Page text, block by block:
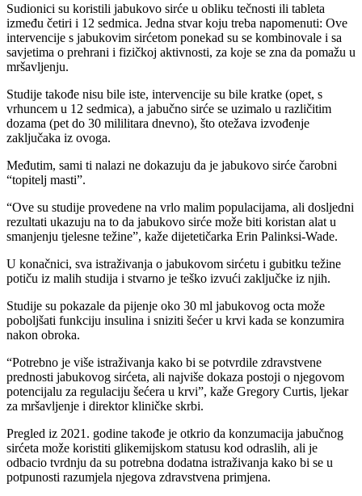
Sudionici su koristili jabukovo sirće u obliku tečnosti ili tableta
između četiri i 12 sedmica. Jedna stvar koju treba napomenuti: Ove
intervencije s jabukovim sirćetom ponekad su se kombinovale i sa
savjetima o prehrani i fizičkoj aktivnosti, za koje se zna da pomažu u
mršavljenju.
Studije takođe nisu bile iste, intervencije su bile kratke (opet, s
vrhuncem u 12 sedmica), a jabučno sirće se uzimalo u različitim
dozama (pet do 30 mililitara dnevno), što otežava izvođenje
zaključaka iz ovoga.
Međutim, sami ti nalazi ne dokazuju da je jabukovo sirće čarobni
“topitelj masti”.
“Ove su studije provedene na vrlo malim populacijama, ali dosljedni
rezultati ukazuju na to da jabukovo sirće može biti koristan alat u
smanjenju tjelesne težine”, kaže dijetetičarka Erin Palinksi-Wade.
U konačnici, sva istraživanja o jabukovom sirćetu i gubitku težine
potiču iz malih studija i stvarno je teško izvući zaključke iz njih.
Studije su pokazale da pijenje oko 30 ml jabukovog octa može
poboljšati funkciju insulina i sniziti šećer u krvi kada se konzumira
nakon obroka.
“Potrebno je više istraživanja kako bi se potvrdile zdravstvene
prednosti jabukovog sirćeta, ali najviše dokaza postoji o njegovom
potencijalu za regulaciju šećera u krvi”, kaže Gregory Curtis, ljekar
za mršavljenje i direktor kliničke skrbi.
Pregled iz 2021. godine takođe je otkrio da konzumacija jabučnog
sirćeta može koristiti glikemijskom statusu kod odraslih, ali je
odbacio tvrdnju da su potrebna dodatna istraživanja kako bi se u
potpunosti razumjela njegova zdravstvena primjena.